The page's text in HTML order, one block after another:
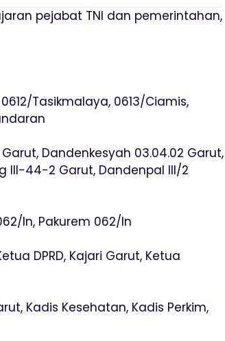
pejabat TNI dan pemerintahan,
Tasikmalaya, 0613/Ciamis,
Dandenkesyah 03.04.02 Garut,
III-44-2 Garut, Dandenpal III/2
In, Pakurem 062/In
DPRD, Kajari Garut, Ketua
Kadis Kesehatan, Kadis Perkim,